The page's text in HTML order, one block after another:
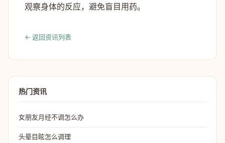
观察身体的反应，避免盲目用药。
← 返回资讯列表
热门资讯
女朋友月经不调怎么办
头晕目眩怎么调理